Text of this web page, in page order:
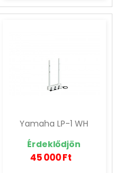
Yamaha LP-1 WH
Érdeklődjön
45 000 Ft